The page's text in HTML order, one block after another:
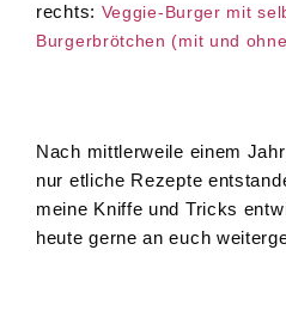
rechts: Veggie-Burger mit
Burgerbrötchen (mit und
Nach mittlerweile einem
nur etliche Rezepte
meine Kniffe und Tricks
heute gerne an euch